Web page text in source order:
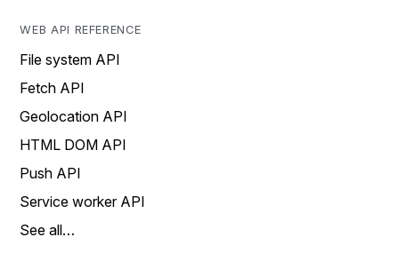
WEB API REFERENCE
File system API
Fetch API
Geolocation API
HTML DOM API
Push API
Service worker API
See all…